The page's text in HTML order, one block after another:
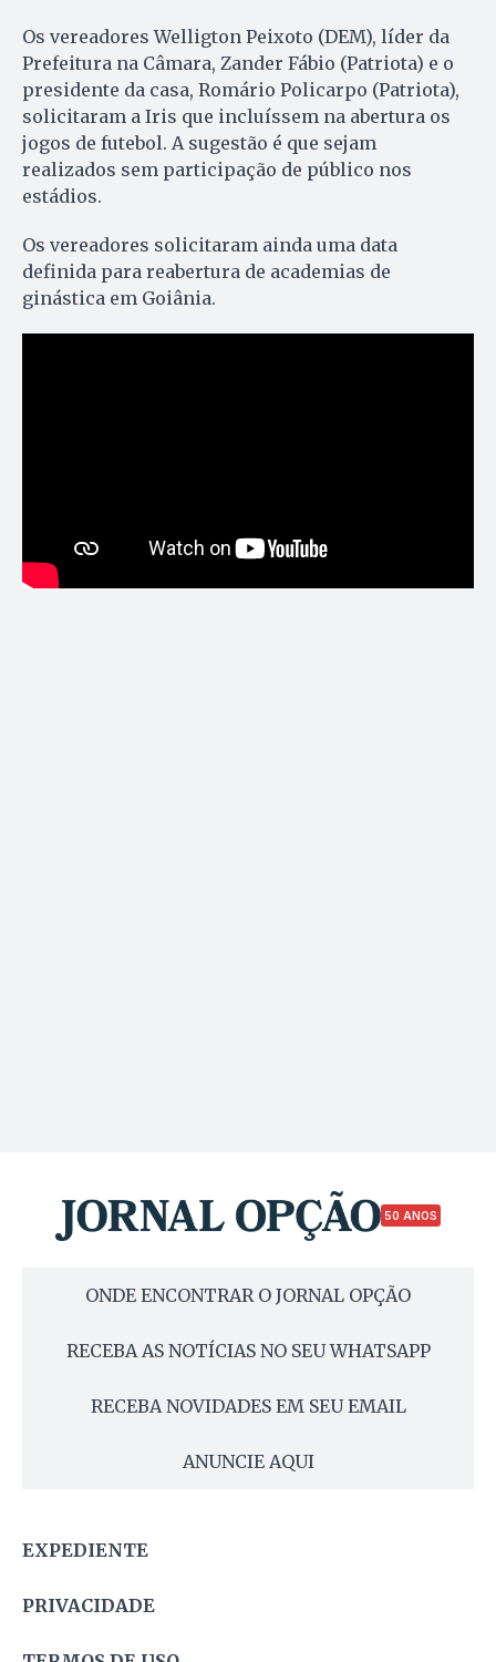
Os vereadores Welligton Peixoto (DEM), líder da
Prefeitura na Câmara, Zander Fábio (Patriota) e o
presidente da casa, Romário Policarpo (Patriota),
solicitaram a Iris que incluíssem na abertura os
jogos de futebol. A sugestão é que sejam
realizados sem participação de público nos
estádios.
Os vereadores solicitaram ainda uma data
definida para reabertura de academias de
ginástica em Goiânia.
50 ANOS
ONDE ENCONTRAR O JORNAL OPÇÃO
RECEBA AS NOTÍCIAS NO SEU WHATSAPP
RECEBA NOVIDADES EM SEU EMAIL
ANUNCIE AQUI
EXPEDIENTE
PRIVACIDADE